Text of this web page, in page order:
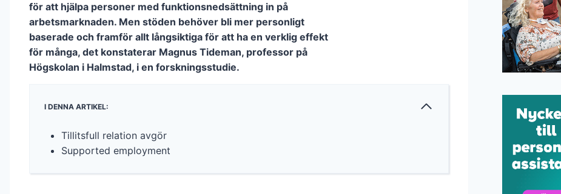
för att hjälpa personer med funktionsnedsättning in på
arbetsmarknaden. Men stöden behöver bli mer personligt
baserade och framför allt långsiktiga för att ha en verklig effekt
för många, det konstaterar Magnus Tideman, professor på
Högskolan i Halmstad, i en forskningsstudie.
I DENNA ARTIKEL:
Tillitsfull relation avgör
Supported employment